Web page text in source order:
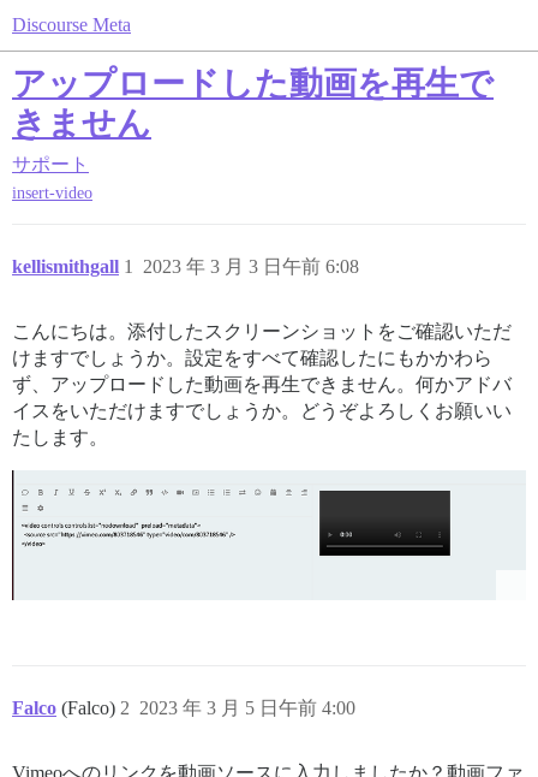
Discourse Meta
アップロードした動画を再生で
きません
サポート
insert-video
kellismithgall 2023 年 3 月 3 日午前 6:08
1
こんにちは。添付したスクリーンショットをご確認いただ
けますでしょうか。設定をすべて確認したにもかかわら
ず、アップロードした動画を再生できません。何かアドバ
イスをいただけますでしょうか。どうぞよろしくお願いい
たします。
Falco (Falco) 2023 年 3 月 5 日午前 4:00
2